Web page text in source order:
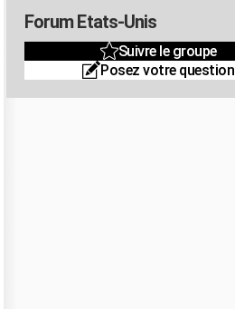
Forum Etats-Unis
Suivre le groupe
Posez votre question